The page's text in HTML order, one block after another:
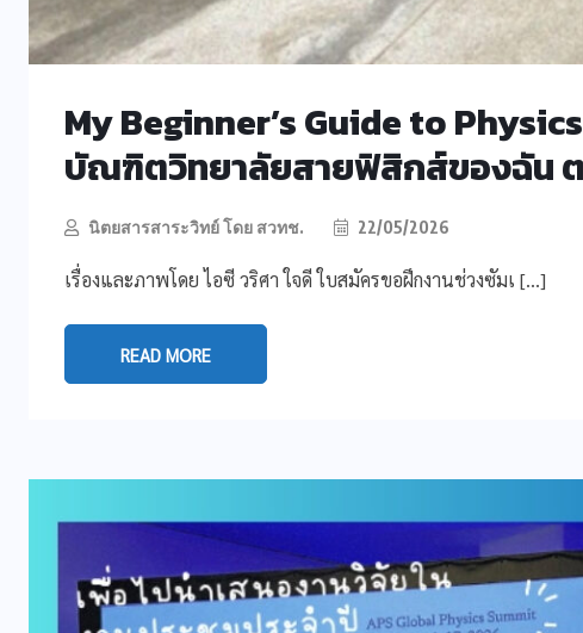
My Beginner’s Guide to
บัณฑิตวิทยาลัยสายฟิสิกส์ของฉัน
นิตยสารสาระวิทย์ โดย สวทช. 22/05/2026
เรื่องและภาพโดย ไอซี วริศา ใจดี ใบสมัครขอฝึกงานช่วงซัมเ […]
READ MORE